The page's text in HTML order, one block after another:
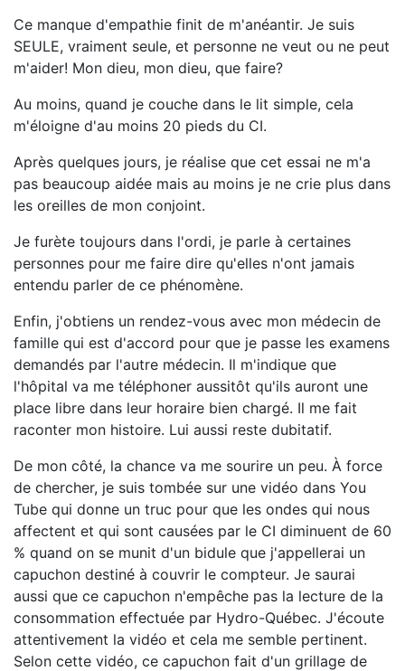
Ce manque d'empathie finit de m'anéantir. Je suis
SEULE, vraiment seule, et personne ne veut ou ne peut
m'aider! Mon dieu, mon dieu, que faire?
Au moins, quand je couche dans le lit simple, cela
m'éloigne d'au moins 20 pieds du CI.
Après quelques jours, je réalise que cet essai ne m'a
pas beaucoup aidée mais au moins je ne crie plus dans
les oreilles de mon conjoint.
Je furète toujours dans l'ordi, je parle à certaines
personnes pour me faire dire qu'elles n'ont jamais
entendu parler de ce phénomène.
Enfin, j'obtiens un rendez-vous avec mon médecin de
famille qui est d'accord pour que je passe les examens
demandés par l'autre médecin. Il m'indique que
l'hôpital va me téléphoner aussitôt qu'ils auront une
place libre dans leur horaire bien chargé. Il me fait
raconter mon histoire. Lui aussi reste dubitatif.
De mon côté, la chance va me sourire un peu. À force
de chercher, je suis tombée sur une vidéo dans You
Tube qui donne un truc pour que les ondes qui nous
affectent et qui sont causées par le CI diminuent de 60
% quand on se munit d'un bidule que j'appellerai un
capuchon destiné à couvrir le compteur. Je saurai
aussi que ce capuchon n'empêche pas la lecture de la
consommation effectuée par Hydro-Québec. J'écoute
attentivement la vidéo et cela me semble pertinent.
Selon cette vidéo, ce capuchon fait d'un grillage de